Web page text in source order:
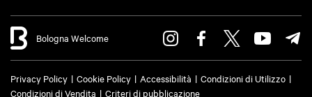
Bologna Welcome
Privacy Policy Cookie Policy Accessibilità
Condizioni di Utilizzo
Condizioni di Vendita
Criteri di pubblicazione